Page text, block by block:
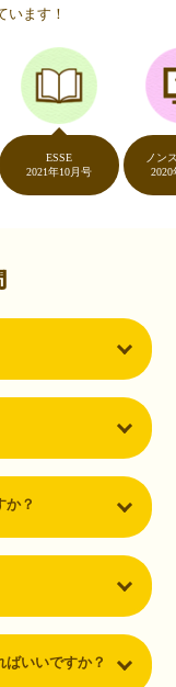
た時間にスマホで買
するだけでショップ
ことを知り、ビック
経由するだけでポイ
た～！貯まったポイ
でます♪
けでポイントが貯ま
やアプリダウンロー
います！
年10月号
ノンストッ
2020年5月7
か？
いいですか？